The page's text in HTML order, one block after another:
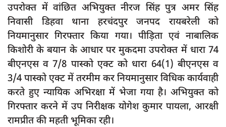
उपरोक्त में वांछित अभियुक्त नीरज सिंह पुत्र अमर सिंह
निवासी डिहवा थाना हरचंदपुर जनपद रायबरेली को
नियमानुसार गिरफ्तार किया गया। पीड़िता एवं नाबालिक
किशोरी के बयान के आधार पर मुकदमा उपरोक्त में धारा 74
बीएनएस व 7/8 पास्को एक्ट को धारा 64(1) बीएनएस व
3/4 पास्को एक्ट में तरमीम कर नियमानुसार विधिक कार्यवाही
करते हुए न्यायिक अभिरक्षा में भेजा गया है। अभियुक्त को
गिरफ्तार करने में उप निरीक्षक योगेश कुमार पायला, आरक्षी
रामप्रीत की महती भूमिका रही।